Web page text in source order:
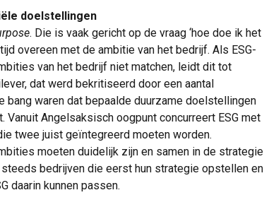
doelstellingen
. Die is vaak gericht op de vraag ‘hoe doe ik het
overeen met de ambitie van het bedrijf. Als ESG-
van het bedrijf niet matchen, leidt dit tot
dat werd bekritiseerd door een aantal
bang waren dat bepaalde duurzame doelstellingen
Vanuit Angelsaksisch oogpunt concurreert ESG met
twee juist geïntegreerd moeten worden.
moeten duidelijk zijn en samen in de strategie
bedrijven die eerst hun strategie opstellen en
daarin kunnen passen.